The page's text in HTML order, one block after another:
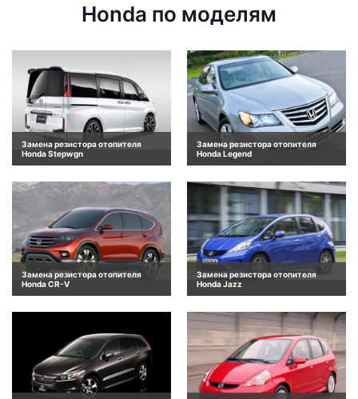
Honda по моделям
Замена резистора отопителя
Honda Stepwgn
Замена резистора отопителя
Honda Legend
Замена резистора отопителя
Honda CR-V
Замена резистора отопителя
Honda Jazz